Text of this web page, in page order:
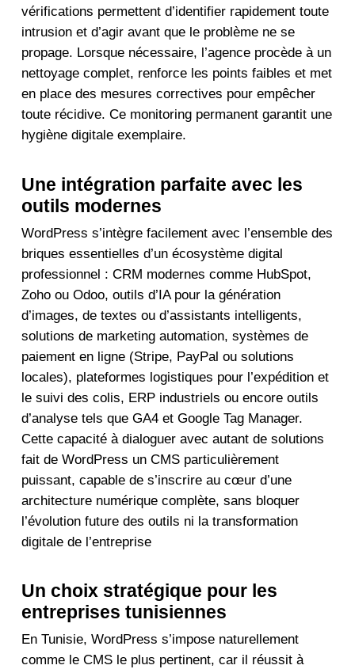
vérifications permettent d’identifier rapidement toute
intrusion et d’agir avant que le problème ne se
propage. Lorsque nécessaire, l’agence procède à un
nettoyage complet, renforce les points faibles et met
en place des mesures correctives pour empêcher
toute récidive. Ce monitoring permanent garantit une
hygiène digitale exemplaire.
Une intégration parfaite avec les
outils modernes
WordPress s’intègre facilement avec l’ensemble des
briques essentielles d’un écosystème digital
professionnel : CRM modernes comme HubSpot,
Zoho ou Odoo, outils d’IA pour la génération
d’images, de textes ou d’assistants intelligents,
solutions de marketing automation, systèmes de
paiement en ligne (Stripe, PayPal ou solutions
locales), plateformes logistiques pour l’expédition et
le suivi des colis, ERP industriels ou encore outils
d’analyse tels que GA4 et Google Tag Manager.
Cette capacité à dialoguer avec autant de solutions
fait de WordPress un CMS particulièrement
puissant, capable de s’inscrire au cœur d’une
architecture numérique complète, sans bloquer
l’évolution future des outils ni la transformation
digitale de l’entreprise
Un choix stratégique pour les
entreprises tunisiennes
En Tunisie, WordPress s’impose naturellement
comme le CMS le plus pertinent, car il réussit à